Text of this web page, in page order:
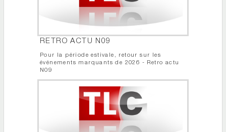
RETRO ACTU N09
Pour la période estivale, retour sur les
événements marquants de 2026 - Retro actu
N09